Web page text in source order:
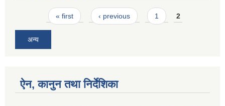
Pages« first ‹ previous 1 2
अन्य
ऐन, कानुन तथा निर्देशिका